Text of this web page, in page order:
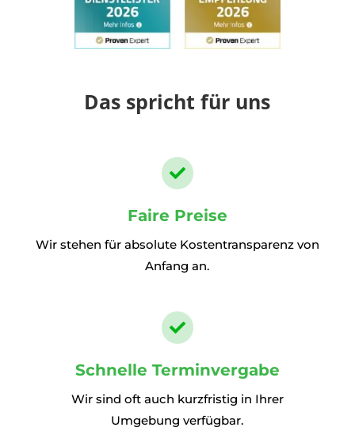
Das spricht für uns

Faire Preise
Wir stehen für absolute Kostentransparenz von
Anfang an.

Schnelle Terminvergabe
Wir sind oft auch kurzfristig in Ihrer
Umgebung verfügbar.